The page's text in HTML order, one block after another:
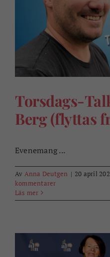
Torsdags-
Berg (flyttas
Evenemang ...
Av Anna Deutgen | 20 april
kommentarer
Läs mer